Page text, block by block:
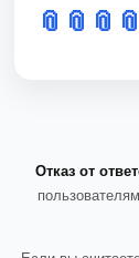
📎 📎 📎 📎
Отказ от